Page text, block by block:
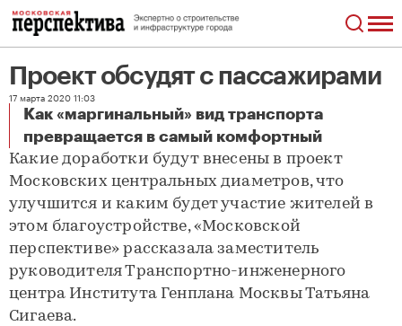
Проект обсудят с пассажирами
17 марта 2020 11:03
Как «маргинальный» вид транспорта
превращается в самый комфортный
Проект обсудят с пассажирами
Какие доработки будут внесены в проект
Московских центральных диаметров, что
улучшится и каким будет участие жителей в
этом благоустройстве, «Московской
перспективе» рассказала заместитель
руководителя Транспортно-инженерного
центра Института Генплана Москвы Татьяна
Сигаева.